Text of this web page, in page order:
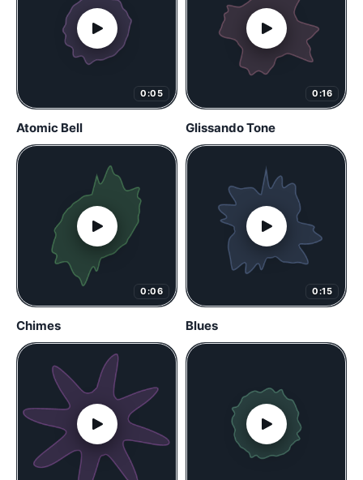
0:05
Atomic Bell
0:16
Glissando Tone
0:06
Chimes
0:15
Blues